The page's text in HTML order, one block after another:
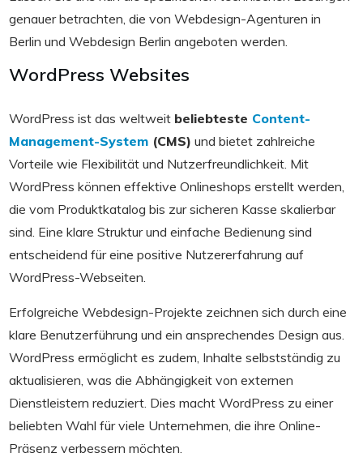
genauer betrachten, die von Webdesign-Agenturen in
Berlin und Webdesign Berlin angeboten werden.
WordPress Websites
WordPress ist das weltweit beliebteste Content-
Management-System (CMS) und bietet zahlreiche
Vorteile wie Flexibilität und Nutzerfreundlichkeit. Mit
WordPress können effektive Onlineshops erstellt werden,
die vom Produktkatalog bis zur sicheren Kasse skalierbar
sind. Eine klare Struktur und einfache Bedienung sind
entscheidend für eine positive Nutzererfahrung auf
WordPress-Webseiten.
Erfolgreiche Webdesign-Projekte zeichnen sich durch eine
klare Benutzerführung und ein ansprechendes Design aus.
WordPress ermöglicht es zudem, Inhalte selbstständig zu
aktualisieren, was die Abhängigkeit von externen
Dienstleistern reduziert. Dies macht WordPress zu einer
beliebten Wahl für viele Unternehmen, die ihre Online-
Präsenz verbessern möchten.